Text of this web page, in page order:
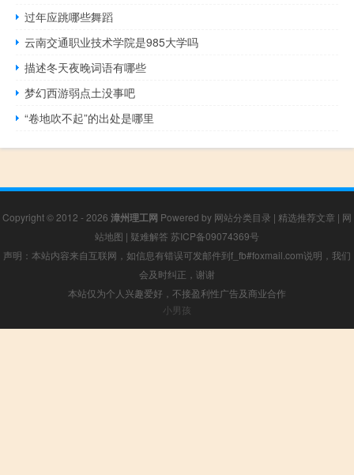
过年应跳哪些舞蹈
云南交通职业技术学院是985大学吗
描述冬天夜晚词语有哪些
梦幻西游弱点土没事吧
“卷地吹不起”的出处是哪里
Copyright © 2012 - 2026 漳州理工网 Powered by 网站分类目录 | 精选推荐文章 | 网
站地图 | 疑难解答 苏ICP备09074369号
声明：本站内容来自互联网，如信息有错误可发邮件到f_fb#foxmail.com说明，我们
会及时纠正，谢谢
本站仅为个人兴趣爱好，不接盈利性广告及商业合作
小男孩